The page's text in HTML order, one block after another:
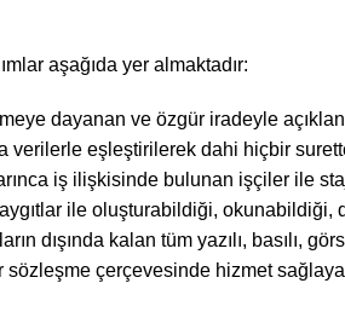
aşağıda yer almaktadır:
dayanan ve özgür iradeyle
verilerle eşleştirilerek dahi hiçbir
iş ilişkisinde bulunan işçiler ile
ile oluşturabildiği, okunabildiği,
dışında kalan tüm yazılı, basılı,
çerçevesinde hizmet